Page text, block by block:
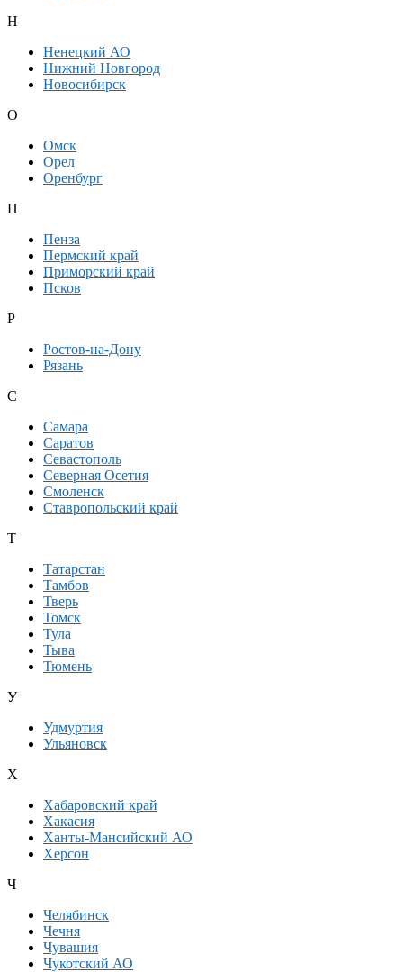
Н
Ненецкий АО
Нижний Новгород
Новосибирск
О
Омск
Орел
Оренбург
П
Пенза
Пермский край
Приморский край
Псков
Р
Ростов-на-Дону
Рязань
С
Самара
Саратов
Севастополь
Северная Осетия
Смоленск
Ставропольский край
Т
Татарстан
Тамбов
Тверь
Томск
Тула
Тыва
Тюмень
У
Удмуртия
Ульяновск
Х
Хабаровский край
Хакасия
Ханты-Мансийский АО
Херсон
Ч
Челябинск
Чечня
Чувашия
Чукотский АО